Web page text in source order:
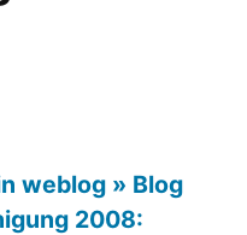
weblog » Blog
2008: